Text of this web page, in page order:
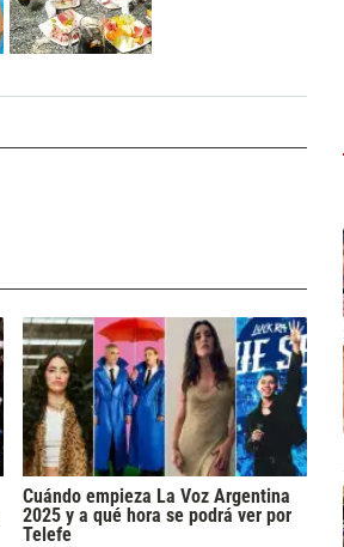
Cuándo empieza La Voz Argentina
2025 y a qué hora se podrá ver por
Telefe